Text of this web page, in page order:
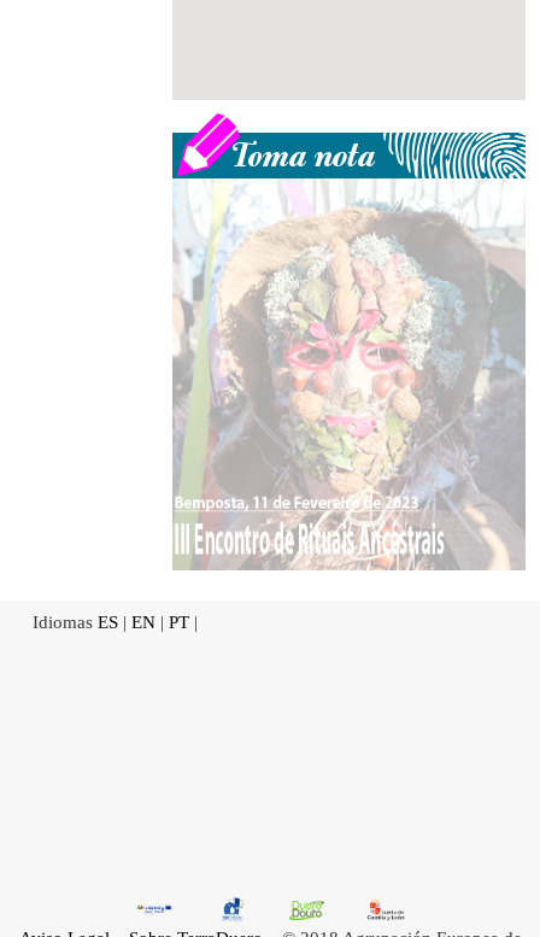
Idiomas ES | EN | PT |